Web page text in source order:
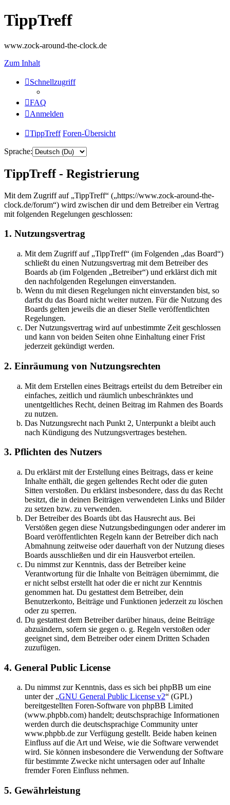
TippTreff
www.zock-around-the-clock.de
Zum Inhalt
Schnellzugriff
FAQ
Anmelden
TippTreff Foren-Übersicht
Sprache:
TippTreff - Registrierung
Mit dem Zugriff auf „TippTreff“ („https://www.zock-around-the-
clock.de/forum“) wird zwischen dir und dem Betreiber ein Vertrag
mit folgenden Regelungen geschlossen:
1. Nutzungsvertrag
Mit dem Zugriff auf „TippTreff“ (im Folgenden „das Board“)
schließt du einen Nutzungsvertrag mit dem Betreiber des
Boards ab (im Folgenden „Betreiber“) und erklärst dich mit
den nachfolgenden Regelungen einverstanden.
Wenn du mit diesen Regelungen nicht einverstanden bist, so
darfst du das Board nicht weiter nutzen. Für die Nutzung des
Boards gelten jeweils die an dieser Stelle veröffentlichten
Regelungen.
Der Nutzungsvertrag wird auf unbestimmte Zeit geschlossen
und kann von beiden Seiten ohne Einhaltung einer Frist
jederzeit gekündigt werden.
2. Einräumung von Nutzungsrechten
Mit dem Erstellen eines Beitrags erteilst du dem Betreiber ein
einfaches, zeitlich und räumlich unbeschränktes und
unentgeltliches Recht, deinen Beitrag im Rahmen des Boards
zu nutzen.
Das Nutzungsrecht nach Punkt 2, Unterpunkt a bleibt auch
nach Kündigung des Nutzungsvertrages bestehen.
3. Pflichten des Nutzers
Du erklärst mit der Erstellung eines Beitrags, dass er keine
Inhalte enthält, die gegen geltendes Recht oder die guten
Sitten verstoßen. Du erklärst insbesondere, dass du das Recht
besitzt, die in deinen Beiträgen verwendeten Links und Bilder
zu setzen bzw. zu verwenden.
Der Betreiber des Boards übt das Hausrecht aus. Bei
Verstößen gegen diese Nutzungsbedingungen oder anderer im
Board veröffentlichten Regeln kann der Betreiber dich nach
Abmahnung zeitweise oder dauerhaft von der Nutzung dieses
Boards ausschließen und dir ein Hausverbot erteilen.
Du nimmst zur Kenntnis, dass der Betreiber keine
Verantwortung für die Inhalte von Beiträgen übernimmt, die
er nicht selbst erstellt hat oder die er nicht zur Kenntnis
genommen hat. Du gestattest dem Betreiber, dein
Benutzerkonto, Beiträge und Funktionen jederzeit zu löschen
oder zu sperren.
Du gestattest dem Betreiber darüber hinaus, deine Beiträge
abzuändern, sofern sie gegen o. g. Regeln verstoßen oder
geeignet sind, dem Betreiber oder einem Dritten Schaden
zuzufügen.
4. General Public License
Du nimmst zur Kenntnis, dass es sich bei phpBB um eine
unter der „GNU General Public License v2“ (GPL)
bereitgestellten Foren-Software von phpBB Limited
(www.phpbb.com) handelt; deutschsprachige Informationen
werden durch die deutschsprachige Community unter
www.phpbb.de zur Verfügung gestellt. Beide haben keinen
Einfluss auf die Art und Weise, wie die Software verwendet
wird. Sie können insbesondere die Verwendung der Software
für bestimmte Zwecke nicht untersagen oder auf Inhalte
fremder Foren Einfluss nehmen.
5. Gewährleistung